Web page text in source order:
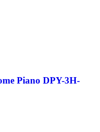
Piano DPY-3H-